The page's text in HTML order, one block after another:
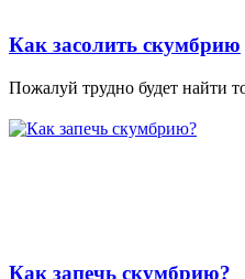
Как засолить скумбрию
Пожалуй трудно будет найти
Как запечь скумбрию?